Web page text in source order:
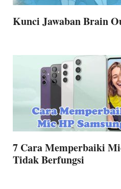
Kunci Jawaban Brain
7 Cara Memperbaiki
Tidak Berfungsi